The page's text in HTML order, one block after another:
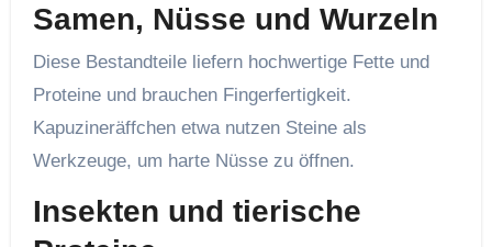
Samen, Nüsse und Wurzeln
Diese Bestandteile liefern hochwertige Fette und
Proteine und brauchen Fingerfertigkeit.
Kapuzineräffchen etwa nutzen Steine als
Werkzeuge, um harte Nüsse zu öffnen.
Insekten und tierische